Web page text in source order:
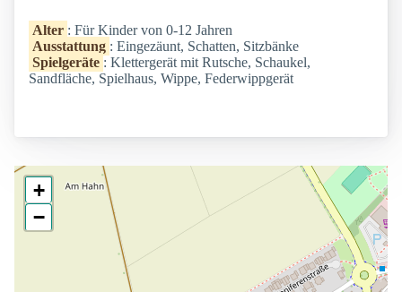
Alter : Für Kinder von 0-12 Jahren
Ausstattung : Eingezäunt, Schatten, Sitzbänke
Spielgeräte : Klettergerät mit Rutsche, Schaukel,
Sandfläche, Spielhaus, Wippe, Federwippgerät
+
−